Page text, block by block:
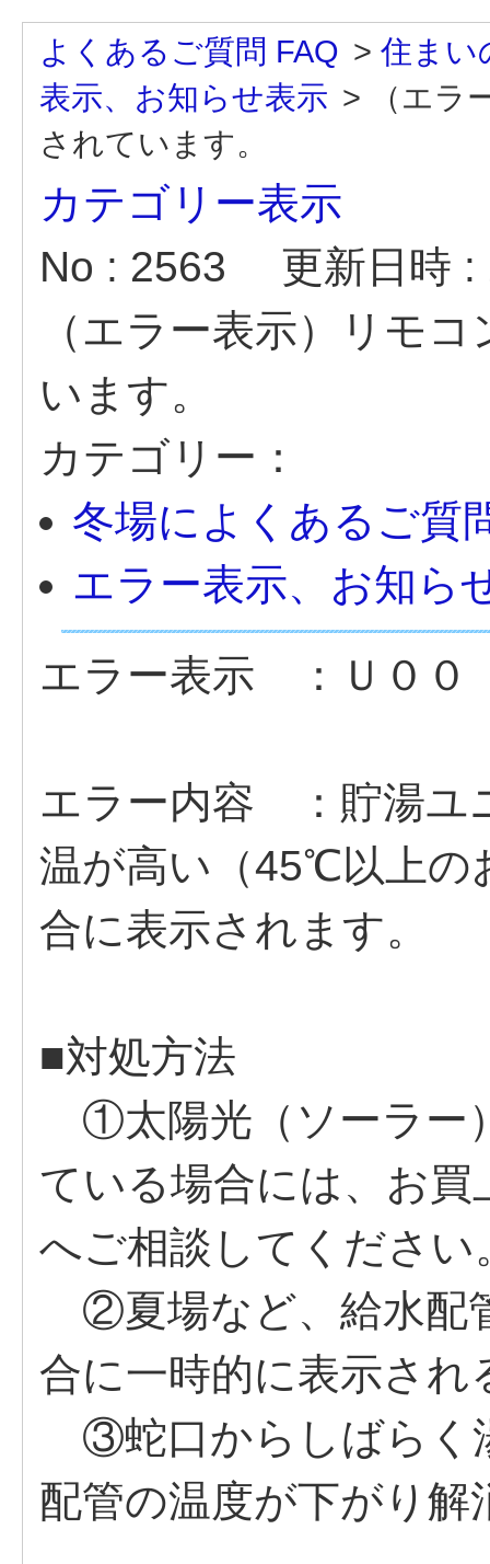
よくあるご質問 FAQ > 住まい
表示、お知らせ表示 >
（エラ
されています。
カテゴリー表示
No : 2563
更新日時
（エラー表示）リモ
います。
カテゴリー：
冬場によくあるご質
エラー表示、お知ら
エラー表示 ：Ｕ００
エラー内容 ：貯湯ユ
温が高い（45℃以上の
合に表示されます。
■対処方法
①太陽光（ソーラー
ている場合には、お買
へご相談してください
②夏場など、給水配
合に一時的に表示さ
③蛇口からしばらく
配管の温度が下がり